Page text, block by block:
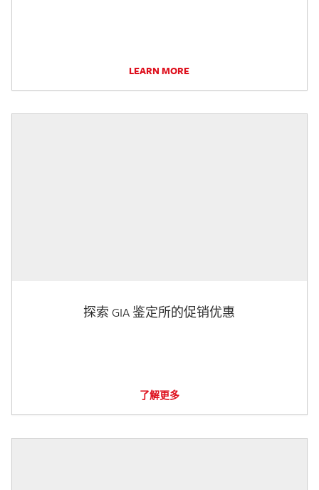
LEARN MORE
探索 GIA 鉴定所的促销优惠
了解更多